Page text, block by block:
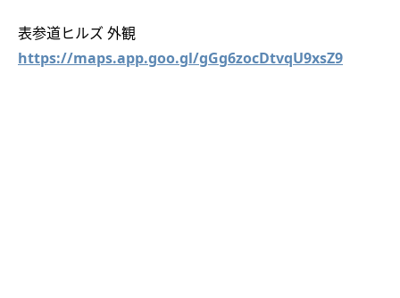
表参道ヒルズ 外観
https://maps.app.goo.gl/gGg6zocDtvqU9xsZ9